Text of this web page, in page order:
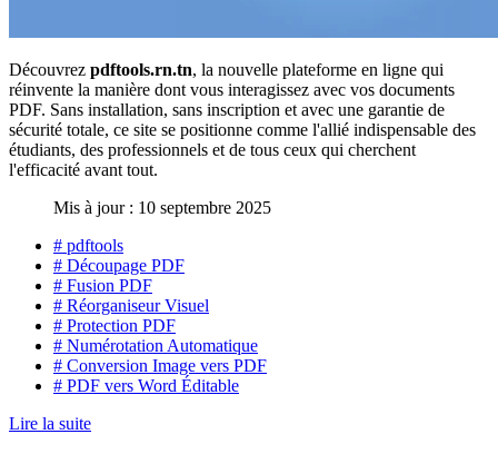
Découvrez pdftools.rn.tn, la nouvelle plateforme en ligne qui
réinvente la manière dont vous interagissez avec vos documents
PDF. Sans installation, sans inscription et avec une garantie de
sécurité totale, ce site se positionne comme l'allié indispensable des
étudiants, des professionnels et de tous ceux qui cherchent
l'efficacité avant tout.
Mis à jour : 10 septembre 2025
# pdftools
# Découpage PDF
# Fusion PDF
# Réorganiseur Visuel
# Protection PDF
# Numérotation Automatique
# Conversion Image vers PDF
# PDF vers Word Éditable
Lire la suite